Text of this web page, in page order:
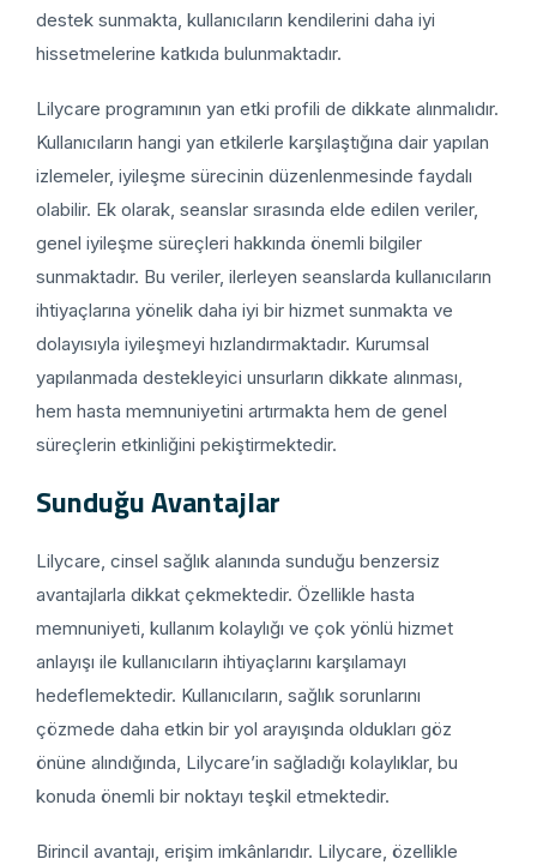
destek sunmakta, kullanıcıların kendilerini daha iyi
hissetmelerine katkıda bulunmaktadır.
Lilycare programının yan etki profili de dikkate alınmalıdır.
Kullanıcıların hangi yan etkilerle karşılaştığına dair yapılan
izlemeler, iyileşme sürecinin düzenlenmesinde faydalı
olabilir. Ek olarak, seanslar sırasında elde edilen veriler,
genel iyileşme süreçleri hakkında önemli bilgiler
sunmaktadır. Bu veriler, ilerleyen seanslarda kullanıcıların
ihtiyaçlarına yönelik daha iyi bir hizmet sunmakta ve
dolayısıyla iyileşmeyi hızlandırmaktadır. Kurumsal
yapılanmada destekleyici unsurların dikkate alınması,
hem hasta memnuniyetini artırmakta hem de genel
süreçlerin etkinliğini pekiştirmektedir.
Sunduğu Avantajlar
Lilycare, cinsel sağlık alanında sunduğu benzersiz
avantajlarla dikkat çekmektedir. Özellikle hasta
memnuniyeti, kullanım kolaylığı ve çok yönlü hizmet
anlayışı ile kullanıcıların ihtiyaçlarını karşılamayı
hedeflemektedir. Kullanıcıların, sağlık sorunlarını
çözmede daha etkin bir yol arayışında oldukları göz
önüne alındığında, Lilycare’in sağladığı kolaylıklar, bu
konuda önemli bir noktayı teşkil etmektedir.
Birincil avantajı, erişim imkânlarıdır. Lilycare, özellikle